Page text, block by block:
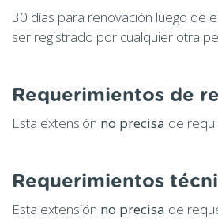
30 días para renovación luego de
ser registrado por cualquier otra
Requerimientos de
Esta extensión no precisa de
Requerimientos
Esta extensión no precisa de